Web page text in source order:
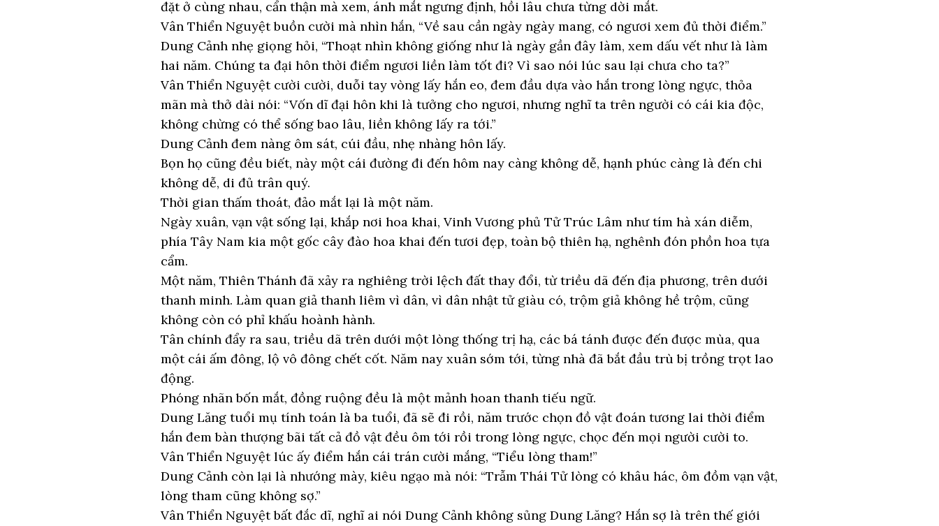
đặt ở cùng nhau, cẩn thận mà xem, ánh mắt ngưng định, hồi lâu chưa từng dời mắt.
Vân Thiển Nguyệt buồn cười mà nhìn hắn, “Về sau cần ngày ngày mang, có ngươi xem đủ thời điểm.”
Dung Cảnh nhẹ giọng hỏi, “Thoạt nhìn không giống như là ngày gần đây làm, xem dấu vết như là làm
hai năm. Chúng ta đại hôn thời điểm ngươi liền làm tốt đi? Vì sao nói lúc sau lại chưa cho ta?”
Vân Thiển Nguyệt cười cười, duỗi tay vòng lấy hắn eo, đem đầu dựa vào hắn trong lòng ngực, thỏa
mãn mà thở dài nói: “Vốn dĩ đại hôn khi là tưởng cho ngươi, nhưng nghĩ ta trên người có cái kia độc,
không chừng có thể sống bao lâu, liền không lấy ra tới.”
Dung Cảnh đem nàng ôm sát, cúi đầu, nhẹ nhàng hôn lấy.
Bọn họ cũng đều biết, này một cái đường đi đến hôm nay càng không dễ, hạnh phúc càng là đến chi
không dễ, di đủ trân quý.
Thời gian thấm thoát, đảo mắt lại là một năm.
Ngày xuân, vạn vật sống lại, khắp nơi hoa khai, Vinh Vương phủ Tử Trúc Lâm như tím hà xán diễm,
phía Tây Nam kia một gốc cây đào hoa khai đến tươi đẹp, toàn bộ thiên hạ, nghênh đón phồn hoa tựa
cẩm.
Một năm, Thiên Thánh đã xảy ra nghiêng trời lệch đất thay đổi, từ triều dã đến địa phương, trên dưới
thanh minh. Làm quan giả thanh liêm vì dân, vì dân nhật tử giàu có, trộm giả không hề trộm, cũng
không còn có phỉ khấu hoành hành.
Tân chính đẩy ra sau, triều dã trên dưới một lòng thống trị hạ, các bá tánh được đến được mùa, qua
một cái ấm đông, lộ vô đông chết cốt. Năm nay xuân sớm tới, từng nhà đã bắt đầu trù bị trồng trọt lao
động.
Phóng nhãn bốn mắt, đồng ruộng đều là một mảnh hoan thanh tiếu ngữ.
Dung Lăng tuổi mụ tính toán là ba tuổi, đã sẽ đi rồi, năm trước chọn đồ vật đoán tương lai thời điểm
hắn đem bàn thượng bãi tất cả đồ vật đều ôm tới rồi trong lòng ngực, chọc đến mọi người cười to.
Vân Thiển Nguyệt lúc ấy điểm hắn cái trán cười mắng, “Tiểu lòng tham!”
Dung Cảnh còn lại là nhướng mày, kiêu ngạo mà nói: “Trẫm Thái Tử lòng có khâu hác, ôm đồm vạn vật,
lòng tham cũng không sợ.”
Vân Thiển Nguyệt bất đắc dĩ, nghĩ ai nói Dung Cảnh không sủng Dung Lăng? Hắn sợ là trên thế giới